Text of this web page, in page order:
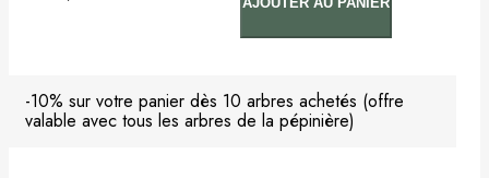
0,00 €
-10% sur votre panier dès 10 arbres achetés (offre
valable avec tous les arbres de la pépinière)